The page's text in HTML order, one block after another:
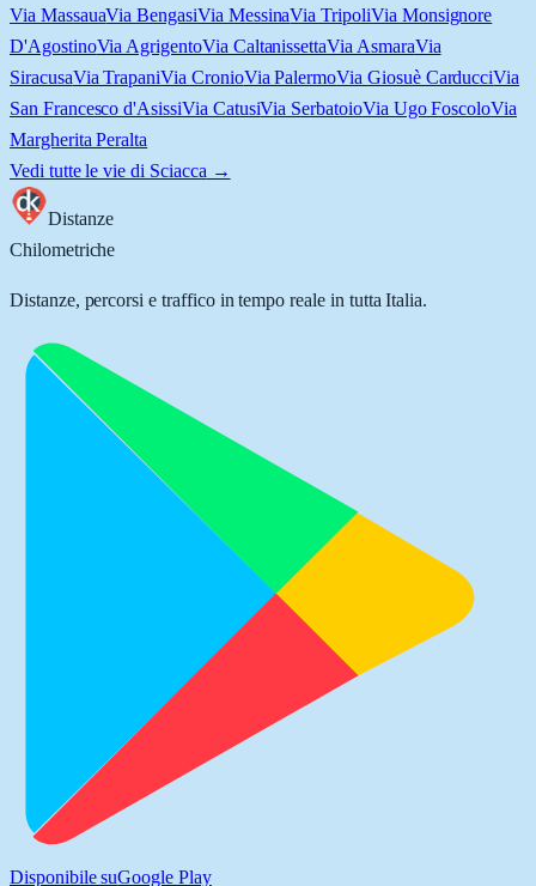
Via MassauaVia BengasiVia MessinaVia TripoliVia Monsignore
D'AgostinoVia AgrigentoVia CaltanissettaVia AsmaraVia
SiracusaVia TrapaniVia CronioVia PalermoVia Giosuè CarducciVia
San Francesco d'AsissiVia CatusiVia SerbatoioVia Ugo FoscoloVia
Margherita Peralta
Vedi tutte le vie di Sciacca →
Distanze
Chilometriche
Distanze, percorsi e traffico in tempo reale in tutta Italia.
Disponibile suGoogle Play